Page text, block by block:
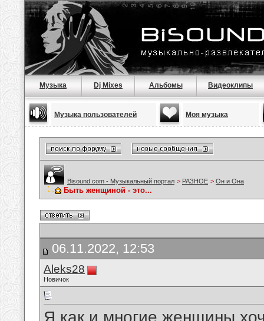
Музыка Dj Mixes Альбомы Видеоклипы
Музыка пользователей Моя музыка
Bisound.com - Музыкальный портал > РАЗНОЕ > Он и Она
Быть женщиной - это...
06.11.2022, 12:53
Aleks28
Новичок